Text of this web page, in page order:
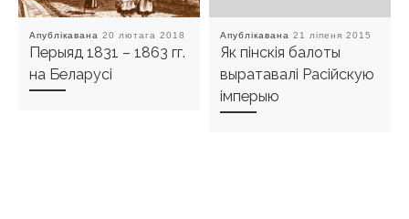
Апублікавана 20 лютага 2018
Перыяд 1831 – 1863 гг.
на Беларусі
Апублікавана 21 ліпеня 2015
Як пiнскiя балоты
выратавалi Расiйскую
імперыю